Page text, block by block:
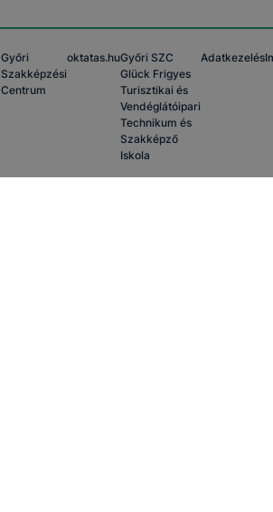
Győri
Szakképzési
Centrum
oktatas.huGyőri SZC
Glück Frigyes
Turisztikai és
Vendéglátóipari
Technikum és
Szakképző
Iskola
Adatkezelés